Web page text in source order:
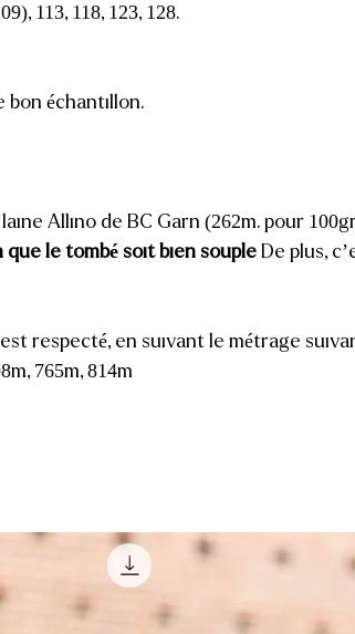
113, 118, 123, 128.
bon échantillon.
Allino de BC Garn (262m. pour
le tombé soit bien souple De plus,
respecté, en suivant le métrage
765m, 814m